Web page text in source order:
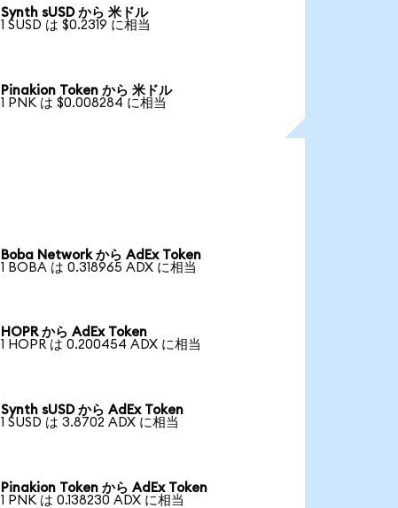
Synth sUSD から 米ドル
1 SUSD は $0.2319 に相当
Pinakion Token から 米ドル
1 PNK は $0.008284 に相当
Boba Network から AdEx Token
1 BOBA は 0.318965 ADX に相当
HOPR から AdEx Token
1 HOPR は 0.200454 ADX に相当
Synth sUSD から AdEx Token
1 SUSD は 3.8702 ADX に相当
Pinakion Token から AdEx Token
1 PNK は 0.138230 ADX に相当